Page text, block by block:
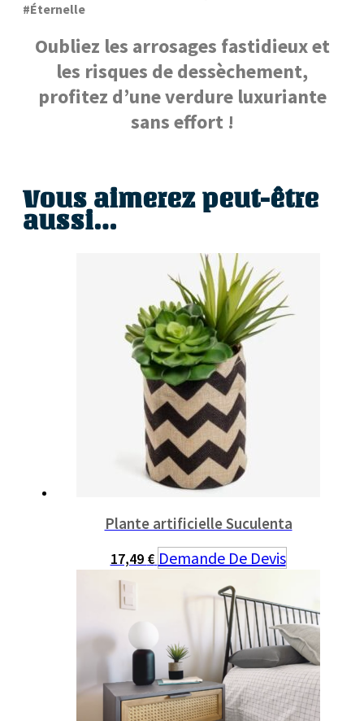
#Éternelle
Oubliez les arrosages fastidieux et
les risques de dessèchement,
profitez d’une verdure luxuriante
sans effort !
Vous aimerez peut-être
aussi…
Plante artificielle Suculenta
17,49 € Demande De Devis